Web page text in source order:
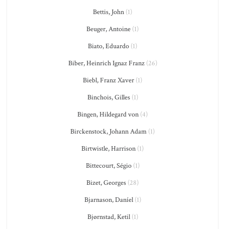
Bettis, John (1)
Beuger, Antoine (1)
Biato, Eduardo (1)
Biber, Heinrich Ignaz Franz(26)
Biebl, Franz Xaver (1)
Binchois, Gilles(1)
Bingen, Hildegard von (4)
Birckenstock, Johann Adam (1)
Birtwistle, Harrison (1)
Bittecourt, Ségio(1)
Bizet, Georges (28)
Bjarnason, Daníel(1)
Bjørnstad, Ketil(1)